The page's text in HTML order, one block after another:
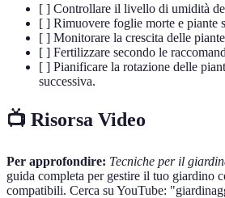
[ ] Controllare il livello di umidità
[ ] Rimuovere foglie morte e piante
[ ] Monitorare la crescita delle
[ ] Fertilizzare secondo le
[ ] Pianificare la rotazione delle
successiva.
📺 Risorsa Video
Per approfondire: Tecniche per il
guida completa per gestire il tuo giardino
compatibili. Cerca su YouTube: